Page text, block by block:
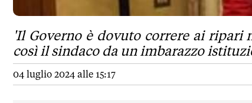
'Il Governo è dovuto correre ai ripari
così il sindaco da un imbarazzo
04 luglio 2024 alle 15:17